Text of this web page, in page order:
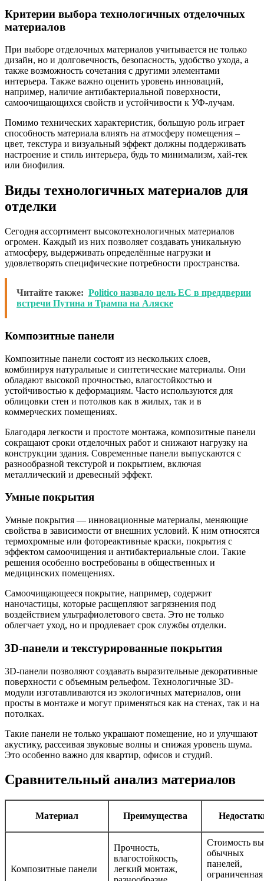
Критерии выбора технологичных отделочных
материалов
При выборе отделочных материалов учитывается не только
дизайн, но и долговечность, безопасность, удобство ухода, а
также возможность сочетания с другими элементами
интерьера. Также важно оценить уровень инноваций,
например, наличие антибактериальной поверхности,
самоочищающихся свойств и устойчивости к УФ-лучам.
Помимо технических характеристик, большую роль играет
способность материала влиять на атмосферу помещения –
цвет, текстура и визуальный эффект должны поддерживать
настроение и стиль интерьера, будь то минимализм, хай-тек
или биофилия.
Виды технологичных материалов для
отделки
Сегодня ассортимент высокотехнологичных материалов
огромен. Каждый из них позволяет создавать уникальную
атмосферу, выдерживать определённые нагрузки и
удовлетворять специфические потребности пространства.
Читайте также: Politico назвало цель ЕС в преддверии
встречи Путина и Трампа на Аляске
Композитные панели
Композитные панели состоят из нескольких слоев,
комбинируя натуральные и синтетические материалы. Они
обладают высокой прочностью, влагостойкостью и
устойчивостью к деформациям. Часто используются для
облицовки стен и потолков как в жилых, так и в
коммерческих помещениях.
Благодаря легкости и простоте монтажа, композитные панели
сокращают сроки отделочных работ и снижают нагрузку на
конструкции здания. Современные панели выпускаются с
разнообразной текстурой и покрытием, включая
металлический и древесный эффект.
Умные покрытия
Умные покрытия — инновационные материалы, меняющие
свойства в зависимости от внешних условий. К ним относятся
термохромные или фотореактивные краски, покрытия с
эффектом самоочищения и антибактериальные слои. Такие
решения особенно востребованы в общественных и
медицинских помещениях.
Самоочищающееся покрытие, например, содержит
наночастицы, которые расщепляют загрязнения под
воздействием ультрафиолетового света. Это не только
облегчает уход, но и продлевает срок службы отделки.
3D-панели и текстурированные покрытия
3D-панели позволяют создавать выразительные декоративные
поверхности с объемным рельефом. Технологичные 3D-
модули изготавливаются из экологичных материалов, они
просты в монтаже и могут применяться как на стенах, так и на
потолках.
Такие панели не только украшают помещение, но и улучшают
акустику, рассеивая звуковые волны и снижая уровень шума.
Это особенно важно для квартир, офисов и студий.
Сравнительный анализ материалов
Материал Преимущества
Композитные панели
Прочность,
влагостойкость,
легкий монтаж,
Стоимость
обычных
панелей,
ограниченная